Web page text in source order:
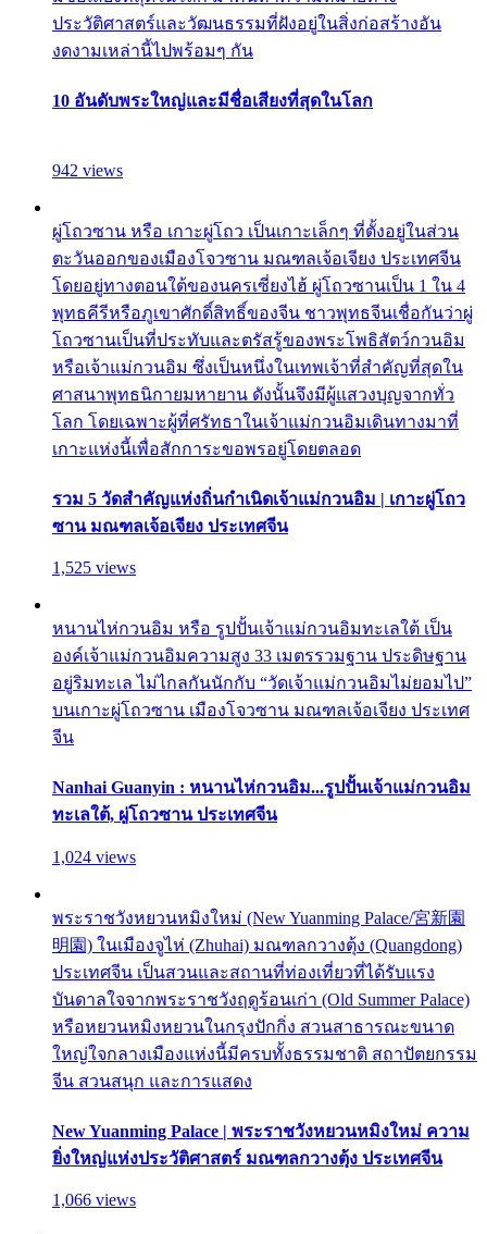
ประวัติศาสตร์และวัฒนธรรมที่ฝังอยู่ในสิ่งก่อสร้างอัน
งดงามเหล่านี้ไปพร้อมๆ กัน
10 อันดับพระใหญ่และมีชื่อเสียงที่สุดในโลก
942 views
ผู่โถวซาน หรือ เกาะผู่โถว เป็นเกาะเล็กๆ ที่ตั้งอยู่ในส่วน
ตะวันออกของเมืองโจวซาน มณฑลเจ้อเจียง ประเทศจีน
โดยอยู่ทางตอนใต้ของนครเซี่ยงไฮ้ ผู่โถวซานเป็น 1 ใน 4
พุทธคีรีหรือภูเขาศักดิ์สิทธิ์ของจีน ชาวพุทธจีนเชื่อกันว่าผู่
โถวซานเป็นที่ประทับและตรัสรู้ของพระโพธิสัตว์กวนอิม
หรือเจ้าแม่กวนอิม ซึ่งเป็นหนึ่งในเทพเจ้าที่สำคัญที่สุดใน
ศาสนาพุทธนิกายมหายาน ดังนั้นจึงมีผู้แสวงบุญจากทั่ว
โลก โดยเฉพาะผู้ที่ศรัทธาในเจ้าแม่กวนอิมเดินทางมาที่
เกาะแห่งนี้เพื่อสักการะขอพรอยู่โดยตลอด
รวม 5 วัดสำคัญแห่งถิ่นกำเนิดเจ้าแม่กวนอิม | เกาะผู่โถว
ซาน มณฑลเจ้อเจียง ประเทศจีน
1,525 views
หนานไห่กวนอิม หรือ รูปปั้นเจ้าแม่กวนอิมทะเลใต้ เป็น
องค์เจ้าแม่กวนอิมความสูง 33 เมตรรวมฐาน ประดิษฐาน
อยู่ริมทะเล ไม่ไกลกันนักกับ “วัดเจ้าแม่กวนอิมไม่ยอมไป”
บนเกาะผู่โถวซาน เมืองโจวซาน มณฑลเจ้อเจียง ประเทศ
จีน
Nanhai Guanyin : หนานไห่กวนอิม...รูปปั้นเจ้าแม่กวนอิม
ทะเลใต้, ผู่โถวซาน ประเทศจีน
1,024 views
พระราชวังหยวนหมิงใหม่ (New Yuanming Palace/宮新園
明園) ในเมืองจูไห่ (Zhuhai) มณฑลกวางตุ้ง (Quangdong)
ประเทศจีน เป็นสวนและสถานที่ท่องเที่ยวที่ได้รับแรง
บันดาลใจจากพระราชวังฤดูร้อนเก่า (Old Summer Palace)
หรือหยวนหมิงหยวนในกรุงปักกิ่ง สวนสาธารณะขนาด
ใหญ่ใจกลางเมืองแห่งนี้มีครบทั้งธรรมชาติ สถาปัตยกรรม
จีน สวนสนุก และการแสดง
New Yuanming Palace | พระราชวังหยวนหมิงใหม่ ความ
ยิ่งใหญ่แห่งประวัติศาสตร์ มณฑลกวางตุ้ง ประเทศจีน
1,066 views